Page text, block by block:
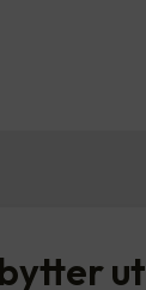
ut